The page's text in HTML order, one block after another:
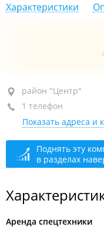
Характеристики
район "Центр", ул.
оф. 305
+7 (423) 243-19-81
сегодня закрыто
район "Центр"
1 телефон
Показать адреса и
Поднять эту
в разделах
Аренда спецтехники